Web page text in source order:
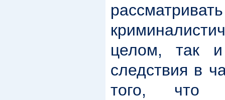
целом, так и
следствия в
того, что